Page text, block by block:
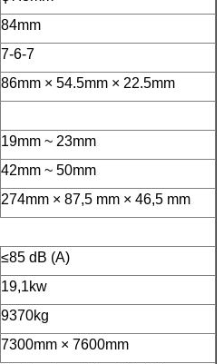
84mm
7-6-7
86mm × 54.5mm × 22.5mm
19mm ~ 23mm
42mm ~ 50mm
274mm × 87,5 mm × 46,5 mm
≤85 dB (A)
19,1kw
9370kg
7300mm × 7600mm